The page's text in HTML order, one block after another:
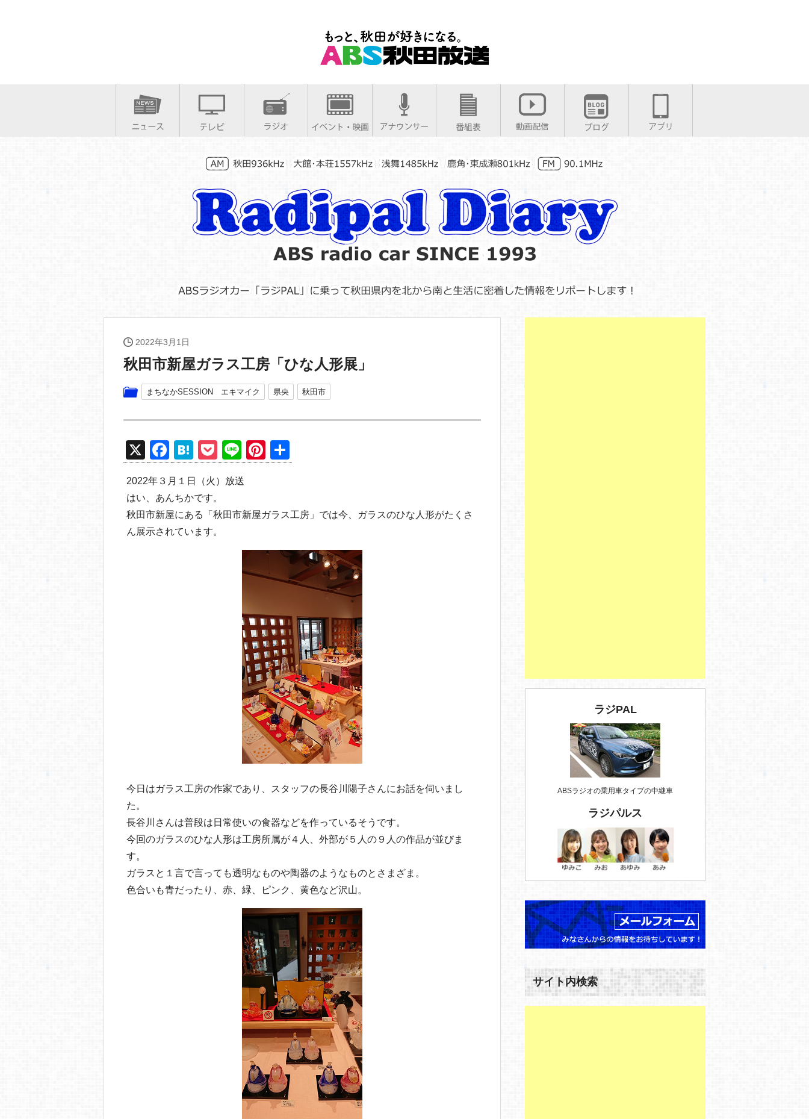
2022年3月1日
秋田市新屋ガラス工房「ひな人形展」
まちなかSESSION エキマイク 県央 秋田市
X
F
a
c
e
b
H
at
e
n
a
P
o
ck
et
Li
n
e
Pi
nt
e
有
2022年３月１日（火）放送
はい、あんちかです。
秋田市新屋にある「秋田市新屋ガラス工房」では今、ガラスのひな人形がたくさ
ん展示されています。
今日はガラス工房の作家であり、スタッフの長谷川陽子さんにお話を伺いまし
た。
長谷川さんは普段は日常使いの食器などを作っているそうです。
今回のガラスのひな人形は工房所属が４人、外部が５人の９人の作品が並びま
す。
ガラスと１言で言っても透明なものや陶器のようなものとさまざま。
色合いも青だったり、赤、緑、ピンク、黄色など沢山。
ラジPAL
ABSラジオの乗用車タイプの中継車
ラジパルス
サイト内検索